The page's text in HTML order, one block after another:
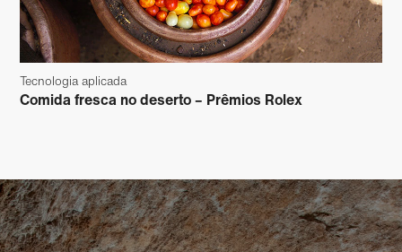
Tecnologia aplicada
Comida fresca no deserto – Prêmios Rolex